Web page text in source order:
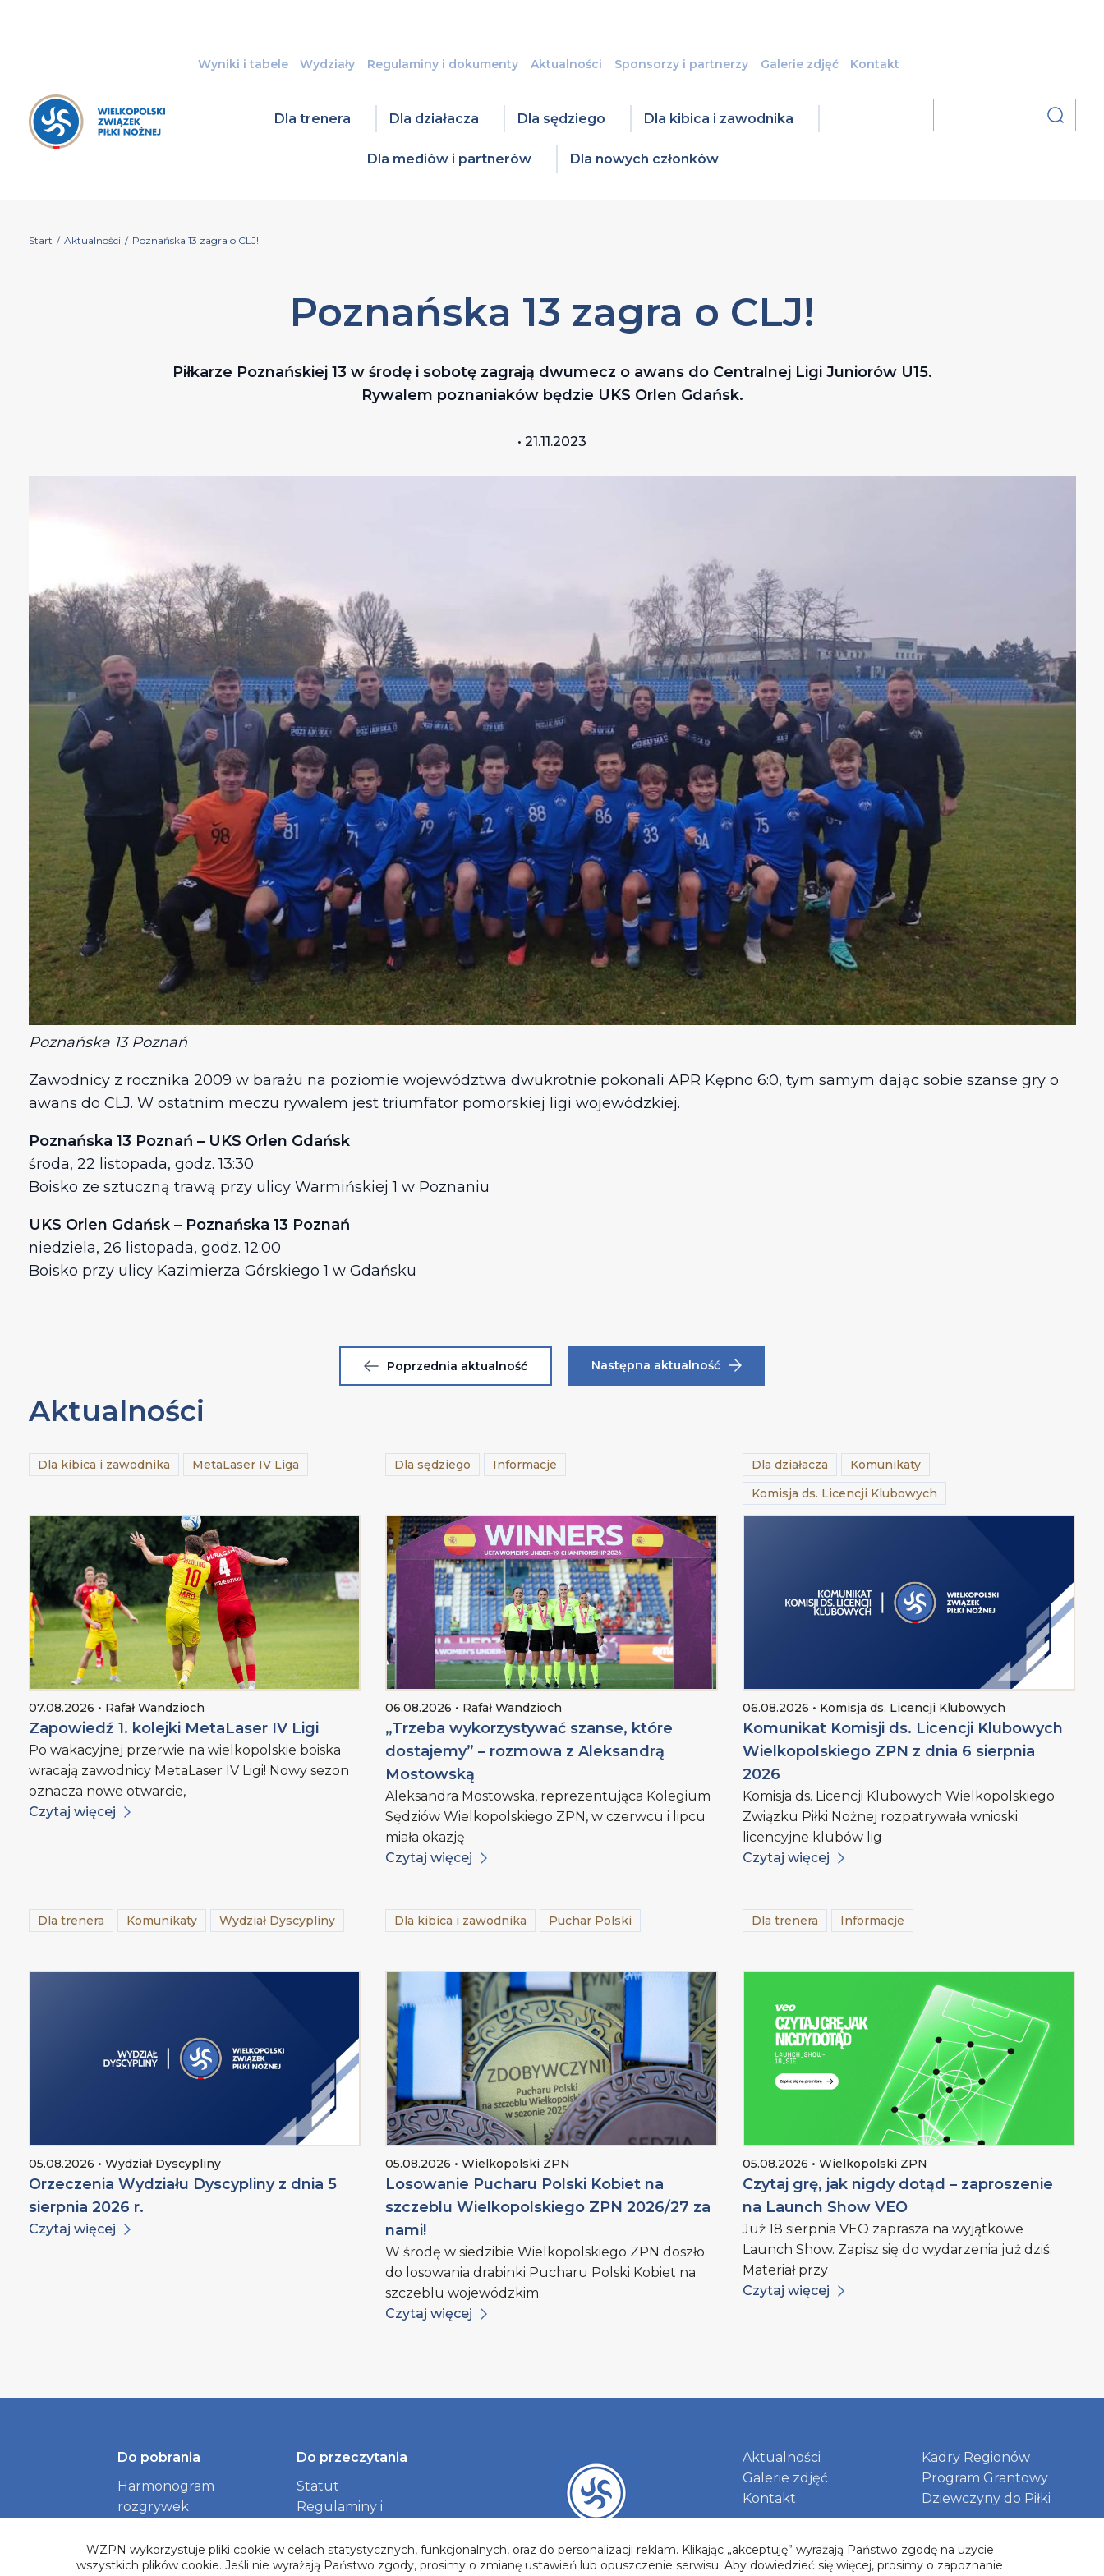
Wyniki i tabele Wydziały Regulaminy i dokumenty Aktualności Sponsorzy i partnerzy Galerie zdjęć Kontakt
Dla trenera Dla działacza Dla sędziego Dla kibica i zawodnika
Dla mediów i partnerów Dla nowych członków
Start / Aktualności / Poznańska 13 zagra o CLJ!
Poznańska 13 zagra o CLJ!
Piłkarze Poznańskiej 13 w środę i sobotę zagrają dwumecz o awans do Centralnej Ligi Juniorów U15.
Rywalem poznaniaków będzie UKS Orlen Gdańsk.
• 21.11.2023
Poznańska 13 Poznań
Zawodnicy z rocznika 2009 w barażu na poziomie województwa dwukrotnie pokonali APR Kępno 6:0, tym samym dając sobie szanse gry o
awans do CLJ. W ostatnim meczu rywalem jest triumfator pomorskiej ligi wojewódzkiej.
Poznańska 13 Poznań – UKS Orlen Gdańsk
środa, 22 listopada, godz. 13:30
Boisko ze sztuczną trawą przy ulicy Warmińskiej 1 w Poznaniu
UKS Orlen Gdańsk – Poznańska 13 Poznań
niedziela, 26 listopada, godz. 12:00
Boisko przy ulicy Kazimierza Górskiego 1 w Gdańsku
Poprzednia aktualność Następna aktualność
Aktualności
Dla kibica i zawodnika MetaLaser IV Liga
07.08.2026 • Rafał Wandzioch
Zapowiedź 1. kolejki MetaLaser IV Ligi
Po wakacyjnej przerwie na wielkopolskie boiska
wracają zawodnicy MetaLaser IV Ligi! Nowy sezon
oznacza nowe otwarcie,
Czytaj więcej
Dla sędziego Informacje
06.08.2026 • Rafał Wandzioch
„Trzeba wykorzystywać szanse, które
dostajemy” – rozmowa z Aleksandrą
Mostowską
Aleksandra Mostowska, reprezentująca Kolegium
Sędziów Wielkopolskiego ZPN, w czerwcu i lipcu
miała okazję
Czytaj więcej
Dla działacza
Komunikaty
Komisja ds. Licencji Klubowych
06.08.2026 • Komisja ds. Licencji Klubowych
Komunikat Komisji ds. Licencji Klubowych
Wielkopolskiego ZPN z dnia 6 sierpnia
2026
Komisja ds. Licencji Klubowych Wielkopolskiego
Związku Piłki Nożnej rozpatrywała wnioski
licencyjne klubów lig
Czytaj więcej
Dla trenera Komunikaty Wydział Dyscypliny
05.08.2026 • Wydział Dyscypliny
Orzeczenia Wydziału Dyscypliny z dnia 5
sierpnia 2026 r.
Czytaj więcej
Dla kibica i zawodnika Puchar Polski
05.08.2026 • Wielkopolski ZPN
Losowanie Pucharu Polski Kobiet na
szczeblu Wielkopolskiego ZPN 2026/27 za
nami!
W środę w siedzibie Wielkopolskiego ZPN doszło
do losowania drabinki Pucharu Polski Kobiet na
szczeblu wojewódzkim.
Czytaj więcej
Dla trenera Informacje
05.08.2026 • Wielkopolski ZPN
Czytaj grę, jak nigdy dotąd – zaproszenie
na Launch Show VEO
Już 18 sierpnia VEO zaprasza na wyjątkowe
Launch Show. Zapisz się do wydarzenia już dziś.
Materiał przy
Czytaj więcej
Do pobrania
Harmonogram
rozgrywek
Związku
Logotypy Rozgrywek
Do przeczytania
Statut
Regulaminy i
Aktualności
Galerie zdjęć
Kontakt
Kadry Regionów
Program Grantowy
Dziewczyny do Piłki
WZPN wykorzystuje pliki cookie w celach statystycznych, funkcjonalnych, oraz do personalizacji reklam. Klikając „akceptuję” wyrażają Państwo zgodę na użycie
wszystkich plików cookie. Jeśli nie wyrażają Państwo zgody, prosimy o zmianę ustawień lub opuszczenie serwisu. Aby dowiedzieć się więcej, prosimy o zapoznanie